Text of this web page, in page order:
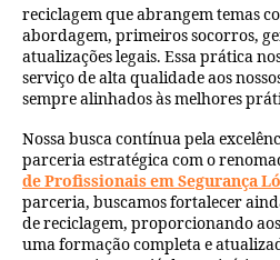
reciclagem que abrangem temas
abordagem, primeiros socorros,
atualizações legais. Essa prática
serviço de alta qualidade aos
sempre alinhados às melhores
Nossa busca contínua pela
parceria estratégica com o
de Profissionais em Segurança
parceria, buscamos fortalecer
de reciclagem, proporcionando
uma formação completa e